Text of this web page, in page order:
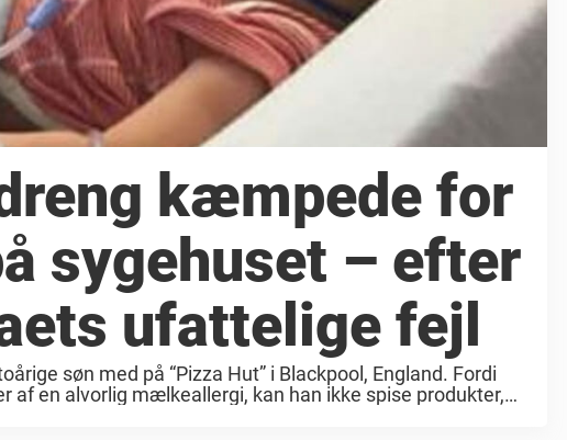
kæmpede for
sygehuset – efter
ufattelige fejl
søn med på “Pizza Hut” i Blackpool, England. Fordi
af en alvorlig mælkeallergi, kan han ikke spise produkter,